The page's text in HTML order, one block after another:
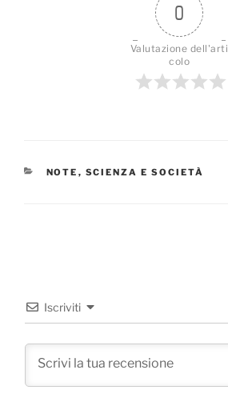
0
Valutazione dell'arti
colo
CATEGORIE
NOTE , SCIENZA E SOCIETÀ
Iscriviti